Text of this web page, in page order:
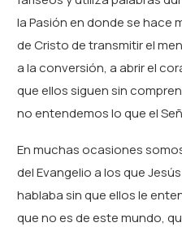
la Pasión en donde se hace
de Cristo de transmitir el
a la conversión, a abrir el
que ellos siguen sin
no entendemos lo que el
En muchas ocasiones
del Evangelio a los que
hablaba sin que ellos le
que no es de este mundo,